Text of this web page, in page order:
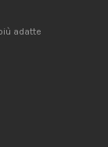
adatte